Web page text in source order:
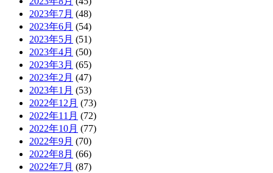
2023年7月 (48)
2023年6月 (54)
2023年5月 (51)
2023年4月 (50)
2023年3月 (65)
2023年2月 (47)
2023年1月 (53)
2022年12月 (73)
2022年11月 (72)
2022年10月 (77)
2022年9月 (70)
2022年8月 (66)
2022年7月 (87)